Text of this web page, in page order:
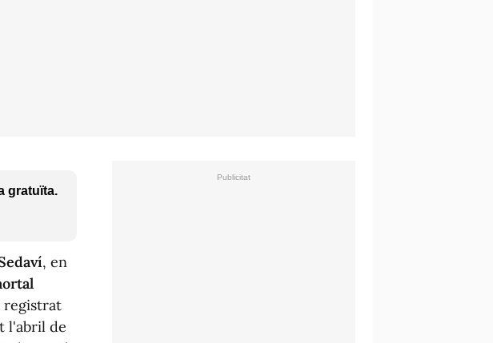
gratuïta.
, en
registrat
l'abril de